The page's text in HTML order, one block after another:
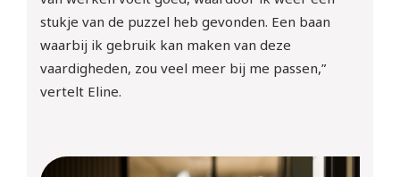
stukje van de puzzel heb gevonden. Een baan
waarbij ik gebruik kan maken van deze
vaardigheden, zou veel meer bij me passen,”
vertelt Eline.